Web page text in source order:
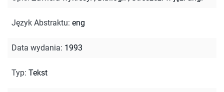
Język Abstraktu: eng
Data wydania: 1993
Typ: Tekst